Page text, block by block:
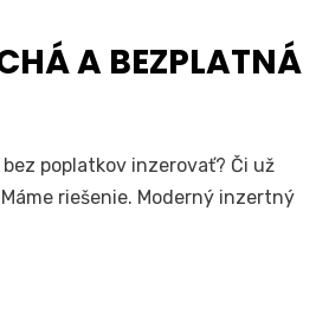
A BEZPLATNÁ
poplatkov inzerovať? Či už
riešenie. Moderný inzertný